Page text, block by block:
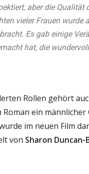
aber die Qualität
vieler Frauen wurde
Es gab einige
hat, die
Rollen gehört
Roman ein
im neuen Film
von Sharon